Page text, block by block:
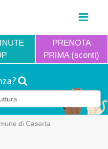
PRENOTA
PRIMA (sconti)
di Caserta